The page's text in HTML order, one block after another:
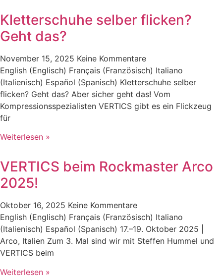
Kletterschuhe selber flicken?
Geht das?
November 15, 2025 Keine Kommentare
English (Englisch) Français (Französisch) Italiano
(Italienisch) Español (Spanisch) Kletterschuhe selber
flicken? Geht das? Aber sicher geht das! Vom
Kompressionsspezialisten VERTICS gibt es ein Flickzeug
für
Weiterlesen »
VERTICS beim Rockmaster Arco
2025!
Oktober 16, 2025 Keine Kommentare
English (Englisch) Français (Französisch) Italiano
(Italienisch) Español (Spanisch) 17.–19. Oktober 2025 |
Arco, Italien Zum 3. Mal sind wir mit Steffen Hummel und
VERTICS beim
Weiterlesen »